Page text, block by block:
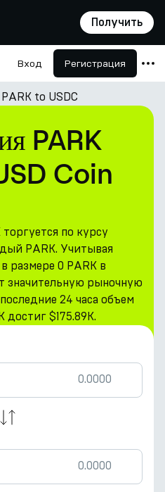
Получить
Вход Регистрация
PARK to USDC
PARK
Coin
по курсу
PARK. Учитывая
размере 0 PARK в
значительную рыночную
24 часа объем
достиг $175.89K.